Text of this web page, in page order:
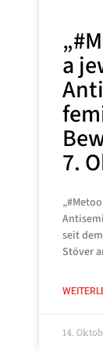
a
7.
seit
Stöver
14.